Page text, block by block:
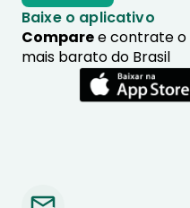
Baixe o aplicativo
Comparee contrate o
mais barato do Brasil